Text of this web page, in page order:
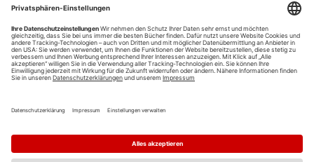
BarrierefreiheitserklärungCookie-Einstellungen
*
Die mit Sternchen (*) gekennzeichneten Links sind Affiliate-Links.
Wenn Sie auf einen solchen Link klicken und auf der Zielseite etwas
kaufen, bekommen wir vom betreffenden Anbieter oder Online-Shop
Kauf oder Preis.
Mehrwertsteuer.
Versand innerhalb Deutschlands versandkostenfrei ab 9,00 €